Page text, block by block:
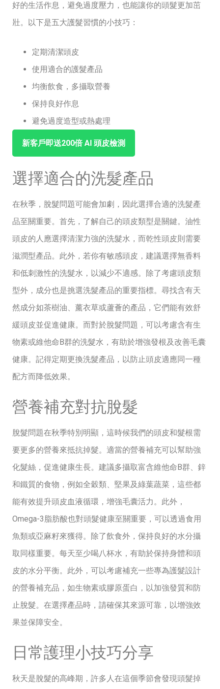
好的生活作息，避免過度壓力，也能讓你的頭髮更加茁
壯。以下是五大護髮習慣的小技巧：
定期清潔頭皮
使用適合的護髮產品
均衡飲食，多攝取營養
保持良好作息
避免過度造型或熱處理
新客戶即送200倍 ⁤AI ‌頭皮檢測
選擇適合的洗髮產品
在秋季，脫髮問題可能會加劇，因此選擇合適的洗髮產
品至關重要。首先，了解自己的頭皮類型是關鍵。油性
頭皮的人應選擇清潔力強的洗髮水，而乾性頭皮則需要
滋潤型產品。此外，若你有敏感頭皮，建議選擇無香料
和低刺激性的洗髮水，以減少不適感。除了考慮頭皮類
型外，成分也是挑選洗髮產品的重要指標。尋找含有天
然成分如茶樹油、薰衣草或蘆薈的產品，它們能有效舒
緩頭皮並促進健康。而對於脫髮問題，可以考慮含有生
物素或維他命B群的洗髮水，有助於增強發根及改善毛囊
健康。記得定期更換洗髮產品，以防止頭皮適應同一種
配方而降低效果。
營養補充對抗脫髮
脫髮問題在秋季特別明顯，這時候我們的頭皮和髮根需
要更多的營養來抵抗掉髮。適當的營養補充可以幫助強
化髮絲，促進健康生長。建議多攝取富含維他命B群、鋅
和鐵質的食物，例如全穀類、堅果及綠葉蔬菜，這些都
能有效提升頭皮血液循環，增強毛囊活力。此外，
Omega-3脂肪酸也對頭髮健康至關重要，可以透過食用
魚類或亞麻籽來獲得。除了飲食外，保持良好的水分攝
取同樣重要。每天至少喝八杯水，有助於保持身體和頭
皮的水分平衡。此外，可以考慮補充一些專為護髮設計
的營養補充品，如生物素或膠原蛋白，以加強發質和防
止脫髮。在選擇產品時，請確保其來源可靠，以增強效
果並保障安全。
日常護理小技巧分享
秋天是脫髮的高峰期，許多人在這個季節會發現頭髮掉